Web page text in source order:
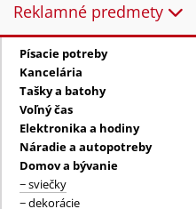
Reklamné predmety
Reklamné predmety:
Písacie potreby
Kancelária
Tašky a batohy
Voľný čas
Elektronika a hodiny
Náradie a autopotreby
Domov a bývanie
− sviečky
− dekorácie